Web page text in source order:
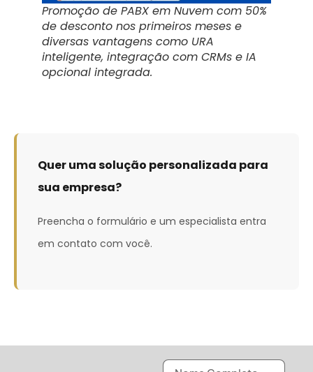
Promoção de PABX em Nuvem com 50%
de desconto nos primeiros meses e
diversas vantagens como URA
inteligente, integração com CRMs e IA
opcional integrada.
Quer uma solução personalizada para
sua empresa?
Preencha o formulário e um especialista entra
em contato com você.